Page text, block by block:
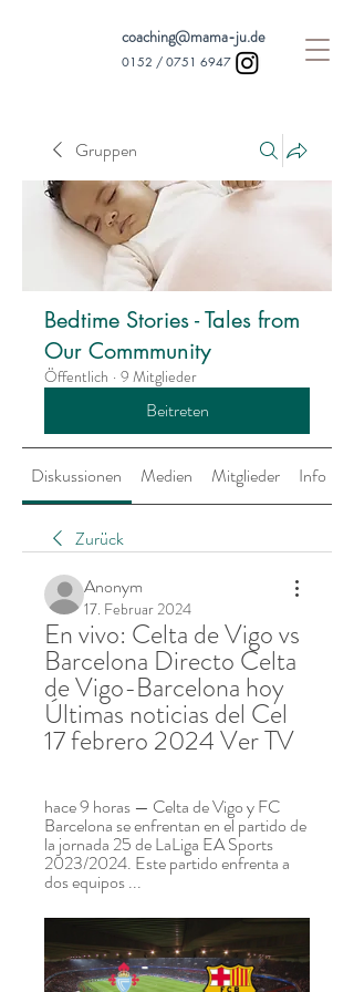
coaching@mama-ju.de
0152 / 0751 6947
Gruppen
Bedtime Stories - Tales from
Our Commmunity
Öffentlich · 9 Mitglieder
Beitreten
Diskussionen Medien Mitglieder Info
Zurück
Anonym
17. Februar 2024
En vivo: Celta de Vigo vs
Barcelona Directo Celta
de Vigo-Barcelona hoy
Últimas noticias del Cel
17 febrero 2024 Ver TV
hace 9 horas — Celta de Vigo y FC
Barcelona se enfrentan en el partido de
la jornada 25 de LaLiga EA Sports
2023/2024. Este partido enfrenta a
dos equipos ...